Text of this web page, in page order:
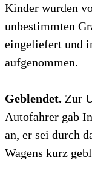
Kinder wurden
unbestimmten
eingeliefert und
aufgenommen.
Geblendet. Zur
Autofahrer gab
an, er sei durch
Wagens kurz